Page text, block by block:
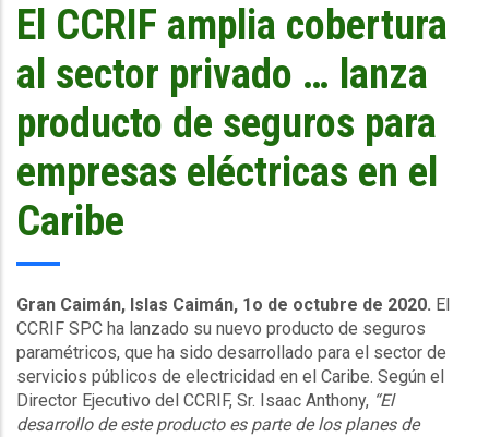
El CCRIF amplia cobertura
al sector privado … lanza
producto de seguros para
empresas eléctricas en el
Caribe
Gran Caimán, Islas Caimán, 1o de octubre de 2020. El
CCRIF SPC ha lanzado su nuevo producto de seguros
paramétricos, que ha sido desarrollado para el sector de
servicios públicos de electricidad en el Caribe. Según el
Director Ejecutivo del CCRIF, Sr. Isaac Anthony, “El
desarrollo de este producto es parte de los planes de